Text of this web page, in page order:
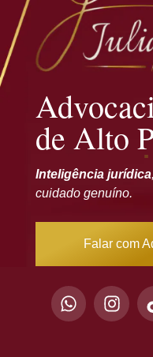
de Alto
Inteligência jurídica
cuidado genuíno.
Falar com